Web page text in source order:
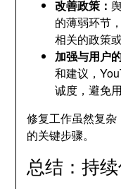
改善政策：
的薄弱环节
相关的政策
加强与用户
和建议，
诚度，避免
修复工作虽然复
的关键步骤。
总结：持